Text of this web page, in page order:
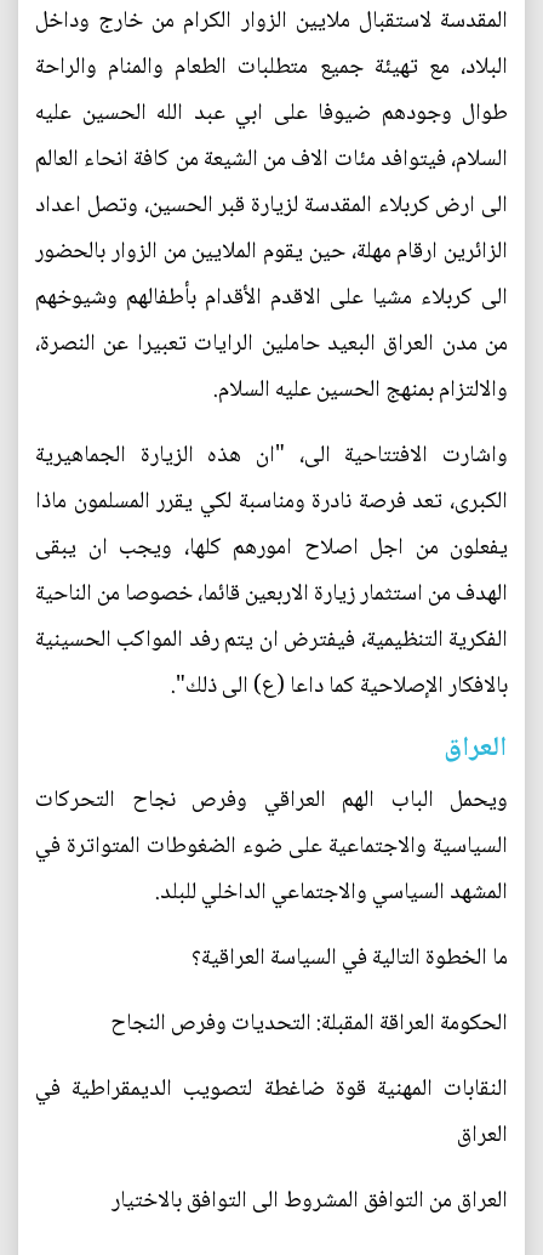
المقدسة لاستقبال ملايين الزوار الكرام من خارج وداخل
البلاد، مع تهيئة جميع متطلبات الطعام والمنام والراحة
طوال وجودهم ضيوفا على ابي عبد الله الحسين عليه
السلام، فيتوافد مئات الاف من الشيعة من كافة انحاء العالم
الى ارض كربلاء المقدسة لزيارة قبر الحسين، وتصل اعداد
الزائرين ارقام مهلة، حين يقوم الملايين من الزوار بالحضور
الى كربلاء مشيا على الاقدم الأقدام بأطفالهم وشيوخهم
من مدن العراق البعيد حاملين الرايات تعبيرا عن النصرة،
والالتزام بمنهج الحسين عليه السلام.
واشارت الافتتاحية الى، "ان هذه الزيارة الجماهيرية
الكبرى، تعد فرصة نادرة ومناسبة لكي يقرر المسلمون ماذا
يفعلون من اجل اصلاح امورهم كلها، ويجب ان يبقى
الهدف من استثمار زيارة الاربعين قائما، خصوصا من الناحية
الفكرية التنظيمية، فيفترض ان يتم رفد المواكب الحسينية
بالافكار الإصلاحية كما داعا (ع) الى ذلك".
العراق
ويحمل الباب الهم العراقي وفرص نجاح التحركات
السياسية والاجتماعية على ضوء الضغوطات المتواترة في
المشهد السياسي والاجتماعي الداخلي للبلد.
ما الخطوة التالية في السياسة العراقية؟
الحكومة العراقة المقبلة: التحديات وفرص النجاح
النقابات المهنية قوة ضاغطة لتصويب الديمقراطية في
العراق
العراق من التوافق المشروط الى التوافق بالاختيار